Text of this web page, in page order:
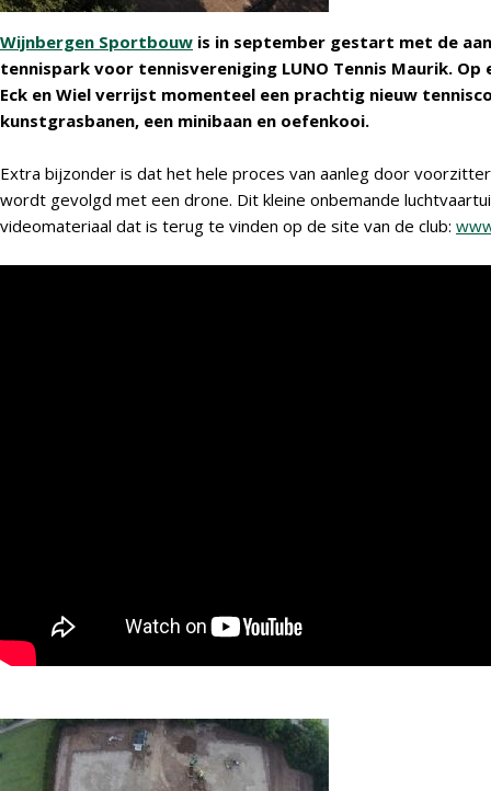
Wijnbergen Sportbouw is in september gestart met de
tennispark voor tennisvereniging LUNO Tennis Maurik.
Eck en Wiel verrijst momenteel een prachtig nieuw
kunstgrasbanen, een minibaan en oefenkooi.
Extra bijzonder is dat het hele proces van aanleg door
wordt gevolgd met een drone. Dit kleine onbemande
videomateriaal dat is terug te vinden op de site van de club: